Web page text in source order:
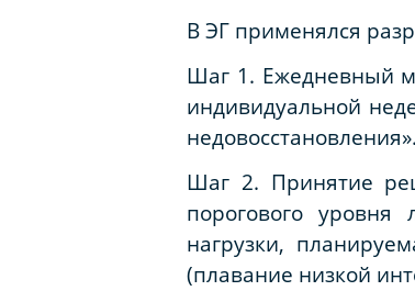
В ЭГ применялся
Шаг 1. Ежедневный
индивидуальной
недовосстановления».
Шаг 2. Принятие
порогового уровня
нагрузки,
(плавание низкой